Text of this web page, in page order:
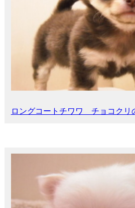
ロングコートチワワ チョコクリ